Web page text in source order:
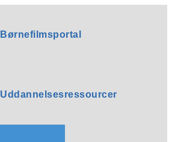
Børnefilmsportal
Uddannelsesressourcer